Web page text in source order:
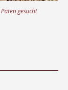
Paten gesucht